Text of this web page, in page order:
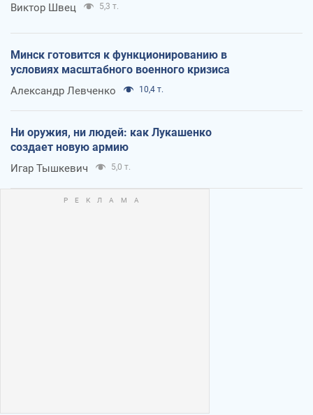
Виктор Швец 5,3 т.
Минск готовится к функционированию в
условиях масштабного военного кризиса
Александр Левченко 10,4 т.
Ни оружия, ни людей: как Лукашенко
создает новую армию
Игар Тышкевич 5,0 т.